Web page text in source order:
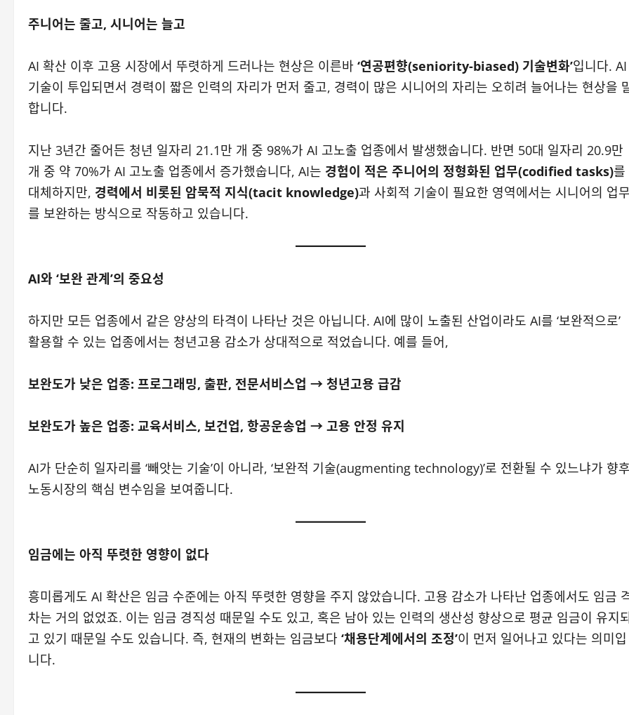
주니어는 줄고, 시니어는 늘고
AI 확산 이후 고용 시장에서 뚜렷하게 드러나는 현상은 이른바 ‘연공편향(seniority-biased) 기술변화’입니다. AI
기술이 투입되면서 경력이 짧은 인력의 자리가 먼저 줄고, 경력이 많은 시니어의 자리는 오히려 늘어나는 현상을
합니다.
지난 3년간 줄어든 청년 일자리 21.1만 개 중 98%가 AI 고노출 업종에서 발생했숩니다. 반면 50대 일자리 20.9만
개 중 약 70%가 AI 고노출 업종에서 증가했숩니다, AI는 경험이 적은 주니어의 정형화된 업무(codified tasks)를
대체하지만, 경력에서 비롯된 암묵적 지식(tacit knowledge)과 사회적 기술이 필요한 영역에서는 시니어의 업
를 보완하는 방식으로 작동하고 있습니다.
AI와 ‘보완 관계’의 중요성
하지만 모든 업종에서 같은 양상의 타격이 나타난 것은 아닙니다. AI에 많이 노출된 산업이라도 AI를 ‘보완적으로’
활용할 수 있는 업종에서는 청년고용 감소가 상대적으로 적었습니다. 예를 들어,
보완도가 낮은 업종: 프로그래밍, 출판, 전문서비스업 → 청년고용 급감
보완도가 높은 업종: 교육서비스, 보건업, 항공운송업 → 고용 안정 유지
AI가 단순히 일자리를 ‘빼앗는 기술’이 아니라, ‘보완적 기술(augmenting technology)’로 전환될 수 있느냐가 향
노동시장의 핵심 변수임을 보여줍니다.
임금에는 아직 뚜렷한 영향이 없다
흥미롭게도 AI 확산은 임금 수준에는 아직 뚜렷한 영향을 주지 않았습니다. 고용 감소가 나타난 업종에서도 임금
차는 거의 없었죠. 이는 임금 경직성 때문일 수도 있고, 혹은 남아 있는 인력의 생산성 향상으로 평균 임금이 유지
고 있기 때문일 수도 있습니다. 즉, 현재의 변화는 임금보다 ‘채용단계에서의 조정’이 먼저 일어나고 있다는 의미입
니다.